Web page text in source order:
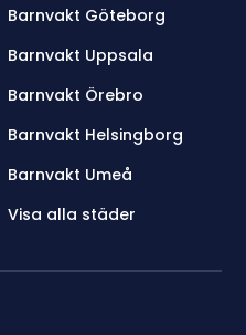
Barnvakt Göteborg
Barnvakt Uppsala
Barnvakt Örebro
Barnvakt Helsingborg
Barnvakt Umeå
Visa alla städer